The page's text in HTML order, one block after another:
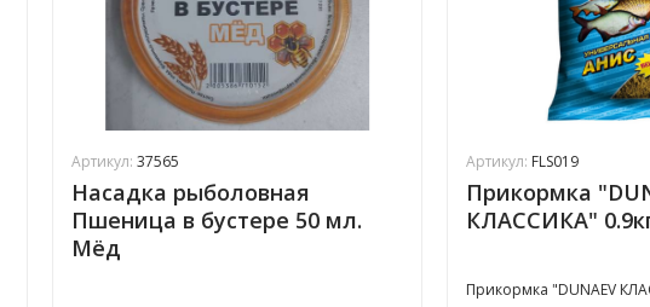
Артикул: 37565
Насадка рыболовная
Пшеница в бустере 50 мл.
Мёд
Артикул: FLS019
Прикормка
КЛАССИКА"
Прикормка "DUNAEV